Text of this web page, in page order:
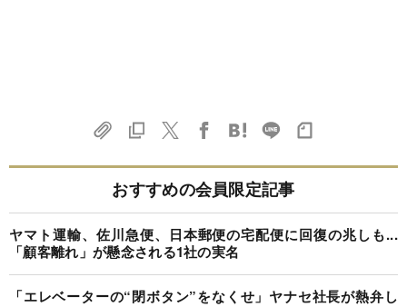
おすすめの会員限定記事
ヤマト運輸、佐川急便、日本郵便の宅配便に回復の兆しも...
「顧客離れ」が懸念される1社の実名
「エレベーターの“閉ボタン”をなくせ」ヤナセ社長が熱弁し